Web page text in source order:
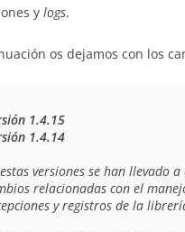
y logs.
os dejamos con los
1.4.15
1.4.14
versiones se han llevado a
relacionadas con el
y registros de la